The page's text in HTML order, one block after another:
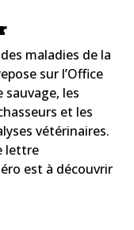
maladies de la
sur l’Office
les
et les
vétérinaires.
lettre
est à découvrir